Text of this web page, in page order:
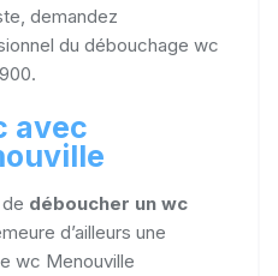
demandez
du débouchage wc
avec
déboucher un wc
d’ailleurs une
wc Menouville